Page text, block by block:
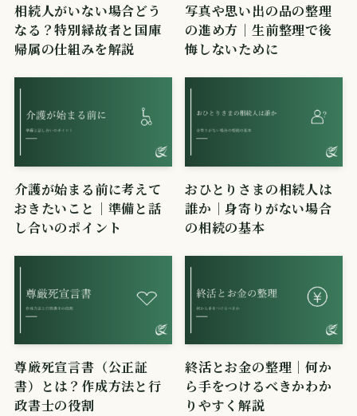
相続人がいない場合どう
なる？特別縁故者と国庫
帰属の仕組みを解説
写真や思い出の品の整理
の進め方｜生前整理で後
悔しないために
介護が始まる前に考えて
おきたいこと｜準備と話
し合いのポイント
おひとりさまの相続人は
誰か｜身寄りがない場合
の相続の基本
尊厳死宣言書（公正証
書）とは？作成方法と行
政書士の役割
終活とお金の整理｜何か
ら手をつけるべきかわか
りやすく解説